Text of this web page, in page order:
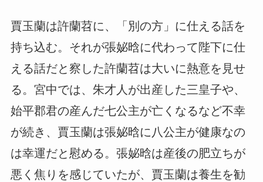
賈玉蘭は許蘭苕に、「別の方」に仕える話を
持ち込む。それが張妼晗に代わって陛下に仕
える話だと察した許蘭苕は大いに熱意を見せ
る。宮中では、朱才人が出産した三皇子や、
始平郡君の産んだ七公主が亡くなるなど不幸
が続き、賈玉蘭は張妼晗に八公主が健康なの
は幸運だと慰める。張妼晗は産後の肥立ちが
悪く焦りを感じていたが、賈玉蘭は養生を勧